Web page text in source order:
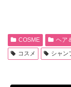
COSME ヘア
コスメ
シャン